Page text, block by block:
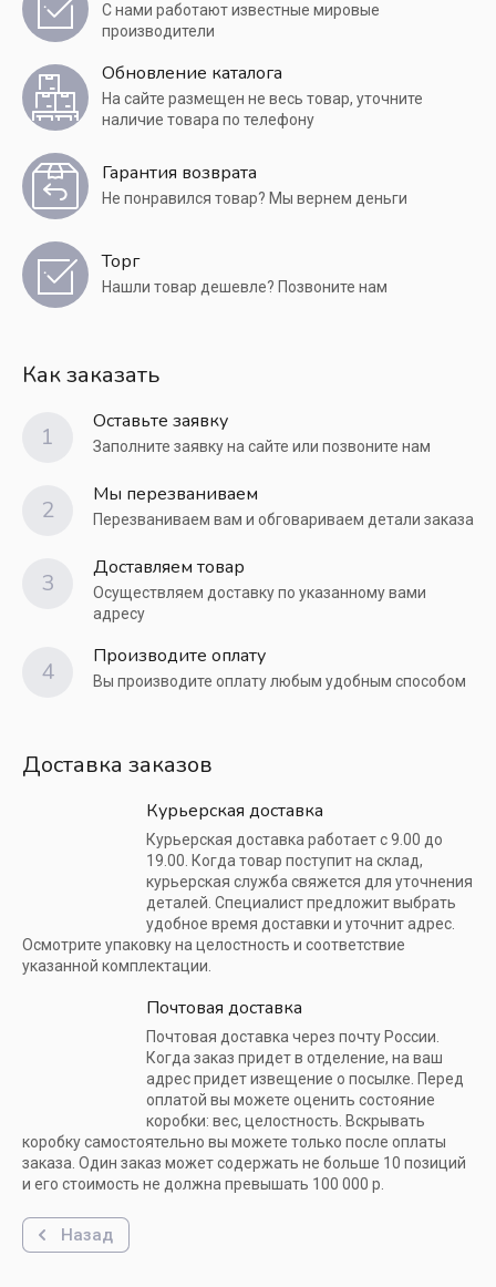
С нами работают известные мировые
производители
Обновление каталога
На сайте размещен не весь товар, уточните
наличие товара по телефону
Гарантия возврата
Не понравился товар? Мы вернем деньги
Торг
Нашли товар дешевле? Позвоните нам
Как заказать
1
Оставьте заявку
Заполните заявку на сайте или позвоните нам
2
Мы перезваниваем
Перезваниваем вам и обговариваем детали заказа
3
Доставляем товар
Осуществляем доставку по указанному вами
адресу
4
Производите оплату
Вы производите оплату любым удобным способом
Доставка заказов
Курьерская доставка
Курьерская доставка работает с 9.00 до
19.00. Когда товар поступит на склад,
курьерская служба свяжется для уточнения
деталей. Специалист предложит выбрать
удобное время доставки и уточнит адрес.
Осмотрите упаковку на целостность и соответствие
указанной комплектации.
Почтовая доставка
Почтовая доставка через почту России.
Когда заказ придет в отделение, на ваш
адрес придет извещение о посылке. Перед
оплатой вы можете оценить состояние
коробки: вес, целостность. Вскрывать
коробку самостоятельно вы можете только после оплаты
заказа. Один заказ может содержать не больше 10 позиций
и его стоимость не должна превышать 100 000 р.
Назад